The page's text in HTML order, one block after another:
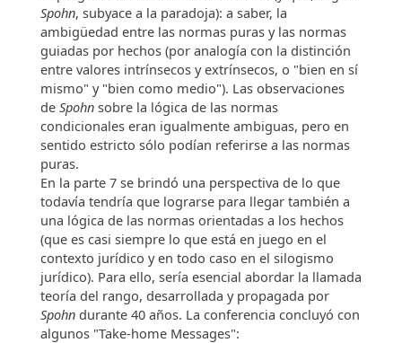
Spohn, subyace a la paradoja): a saber, la
ambigüedad entre las normas puras y las normas
guiadas por hechos (por analogía con la distinción
entre valores intrínsecos y extrínsecos, o "bien en sí
mismo" y "bien como medio"). Las observaciones
de Spohnsobre la lógica de las normas
condicionales eran igualmente ambiguas, pero en
sentido estricto sólo podían referirse a las normas
puras.
En la parte 7 se brindó una perspectiva de lo que
todavía tendría que lograrse para llegar también a
una lógica de las normas orientadas a los hechos
(que es casi siempre lo que está en juego en el
contexto jurídico y en todo caso en el silogismo
jurídico). Para ello, sería esencial abordar la llamada
teoría del rango, desarrollada y propagada por
Spohndurante 40 años. La conferencia concluyó con
algunos "Take-home Messages":